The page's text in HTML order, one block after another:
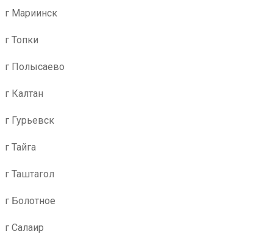
г Мариинск
г Топки
г Полысаево
г Калтан
г Гурьевск
г Тайга
г Таштагол
г Болотное
г Салаир